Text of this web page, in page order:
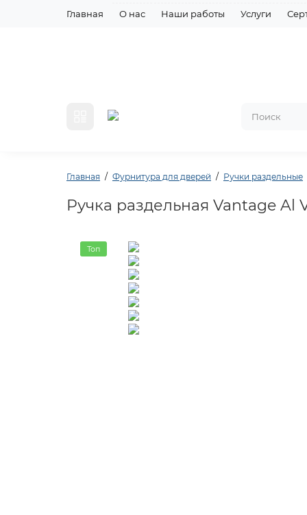
Главная О нас Наши работы Услуги
Главная Фурнитура для дверей Ручки раздельные
Ручка раздельная Vantage Al
Топ